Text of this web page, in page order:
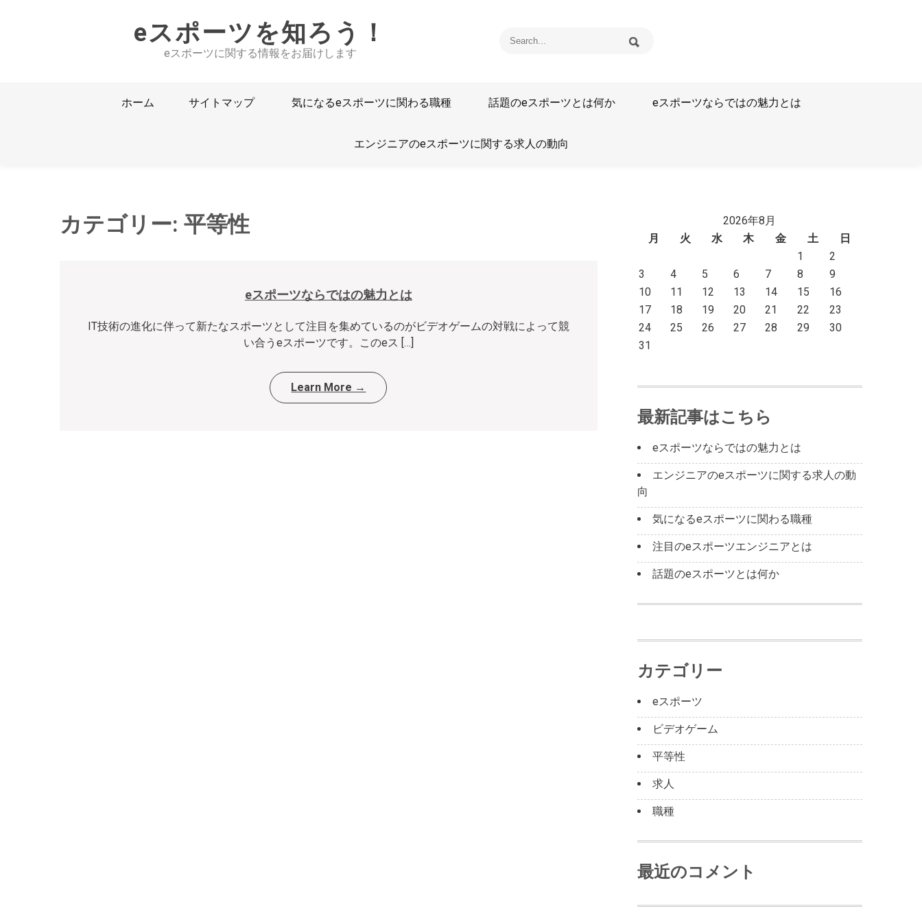
eスポーツを知ろう！
eスポーツに関する情報をお届けします
ホーム サイトマップ 気になるeスポーツに関わる職種 話題のeスポーツとは何か eスポーツならではの魅力とは
エンジニアのeスポーツに関する求人の動向
カテゴリー: 平等性
eスポーツならではの魅力とは
IT技術の進化に伴って新たなスポーツとして注目を集めているのがビデオゲームの対戦によって競
い合うeスポーツです。このeス […]
Learn More →
2026年8月
月
火 水 木 金 土
日
1
2
3
4 5 6 7 8
9
10
11 12 13 14 15
16
17
18 19 20 21 22
23
24
25 26 27 28 29
30
31
最新記事はこちら
eスポーツならではの魅力とは
エンジニアのeスポーツに関する求人の動
向
気になるeスポーツに関わる職種
注目のeスポーツエンジニアとは
話題のeスポーツとは何か
カテゴリー
eスポーツ
ビデオゲーム
平等性
求人
職種
最近のコメント